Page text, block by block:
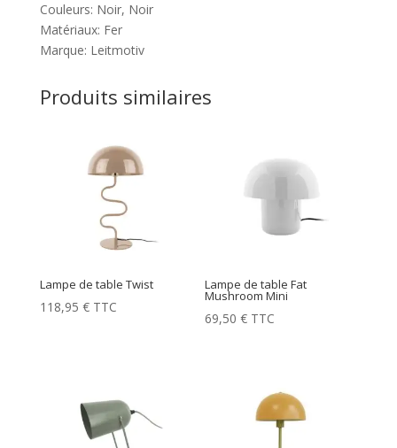
Couleurs: Noir, Noir
Matériaux: Fer
Marque: Leitmotiv
Produits similaires
Lampe de table Twist
118,95 € TTC
Lampe de table Fat
Mushroom Mini
69,50€ TTC